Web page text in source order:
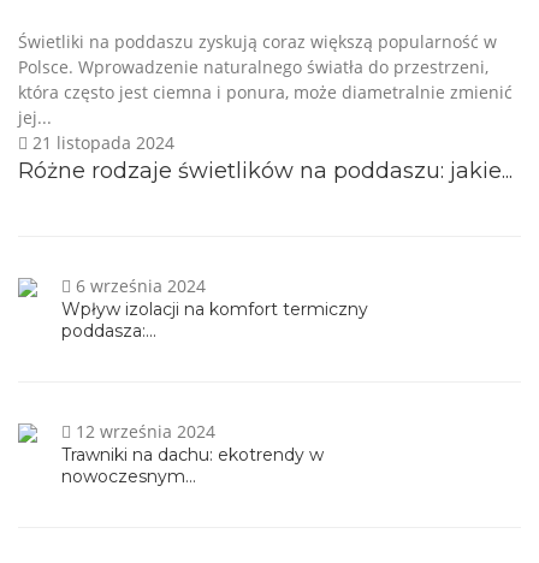
Różne rodzaje świetlików na poddaszu: jakie...
21 listopada 2024
Świetliki na poddaszu zyskują coraz większą popularność w
Polsce. Wprowadzenie naturalnego światła do przestrzeni,
która często jest ciemna i ponura, może diametralnie zmienić
jej...
Wpływ izolacji na komfort termiczny
poddasza:...
6 września 2024
Trawniki na dachu: ekotrendy w
nowoczesnym...
12 września 2024